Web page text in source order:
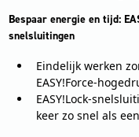
Bespaar energie en tijd:
snelsluitingen
Eindelijk werken
EASY!Force-
EASY!Lock-
keer zo snel als